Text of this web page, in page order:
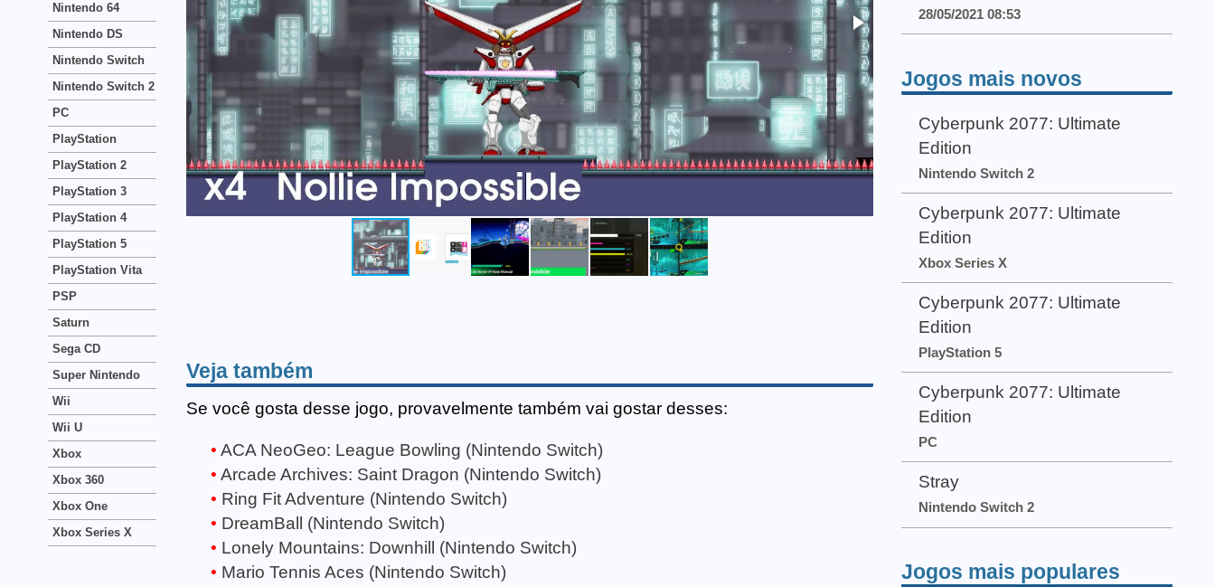
Veja também
Se você gosta desse jogo, provavelmente também vai gostar desses:
ACA NeoGeo: League Bowling (Nintendo Switch)
Arcade Archives: Saint Dragon (Nintendo Switch)
Ring Fit Adventure (Nintendo Switch)
DreamBall (Nintendo Switch)
Lonely Mountains: Downhill (Nintendo Switch)
Mario Tennis Aces (Nintendo Switch)
Nintendo 64
Nintendo DS
Nintendo Switch
Nintendo Switch 2
PC
PlayStation
PlayStation 2
PlayStation 3
PlayStation 4
PlayStation 5
PlayStation Vita
PSP
Saturn
Sega CD
Super Nintendo
Wii
Wii U
Xbox
Xbox 360
Xbox One
Xbox Series X
28/05/2021 08:53
Jogos mais novos
Cyberpunk 2077: Ultimate
Edition
Nintendo Switch 2
Cyberpunk 2077: Ultimate
Edition
Xbox Series X
Cyberpunk 2077: Ultimate
Edition
PlayStation 5
Cyberpunk 2077: Ultimate
Edition
PC
Stray
Nintendo Switch 2
Jogos mais populares